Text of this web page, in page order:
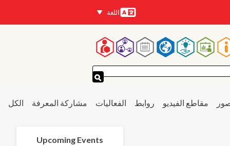
اللغات
اللغة
مقاطع الفيديو روابط الفعاليات مشاركة المعرفة الكل
Upcoming Events